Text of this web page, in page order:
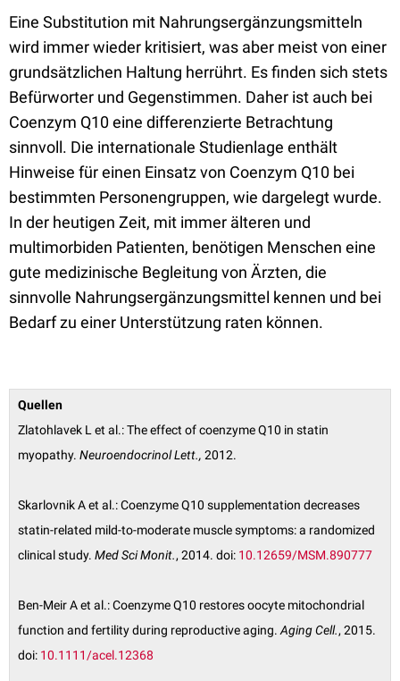
Eine Substitution mit Nahrungsergänzungsmitteln
wird immer wieder kritisiert, was aber meist von einer
grundsätzlichen Haltung herrührt. Es finden sich stets
Befürworter und Gegenstimmen. Daher ist auch bei
Coenzym Q10 eine differenzierte Betrachtung
sinnvoll. Die internationale Studienlage enthält
Hinweise für einen Einsatz von Coenzym Q10 bei
bestimmten Personengruppen, wie dargelegt wurde.
In der heutigen Zeit, mit immer älteren und
multimorbiden Patienten, benötigen Menschen eine
gute medizinische Begleitung von Ärzten, die
sinnvolle Nahrungsergänzungsmittel kennen und bei
Bedarf zu einer Unterstützung raten können.
Quellen
Zlatohlavek L et al.: The effect of coenzyme Q10 in statin
myopathy. Neuroendocrinol Lett., 2012.
Skarlovnik A et al.: Coenzyme Q10 supplementation decreases
statin-related mild-to-moderate muscle symptoms: a randomized
clinical study. Med Sci Monit., 2014. doi: 10.12659/MSM.890777
Ben-Meir A et al.: Coenzyme Q10 restores oocyte mitochondrial
function and fertility during reproductive aging.Aging Cell., 2015.
doi: 10.1111/acel.12368